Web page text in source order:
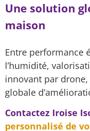
Une solution
maison
Entre performance
l’humidité,
innovant par drone,
globale
Contactez Iroise
personnalisé de